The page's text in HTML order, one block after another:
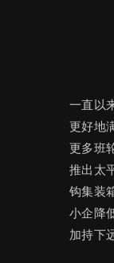
一直以
更好地
更多班
推出太
钩集装
小企降
加持下